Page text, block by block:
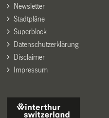
Newsletter
Stadtpläne
Superblock
Datenschutzerklärung
Disclaimer
Impressum